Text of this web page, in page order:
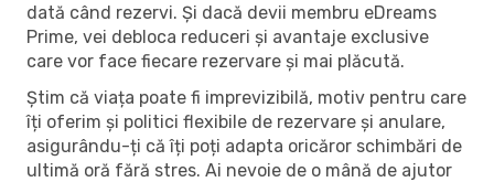
dată când rezervi. Și dacă devii membru eDreams
Prime, vei debloca reduceri și avantaje exclusive
care vor face fiecare rezervare și mai plăcută.
Știm că viața poate fi imprevizibilă, motiv pentru care
îți oferim și politici flexibile de rezervare și anulare,
asigurându-ți că îți poți adapta oricăror schimbări de
ultimă oră fără stres. Ai nevoie de o mână de ajutor